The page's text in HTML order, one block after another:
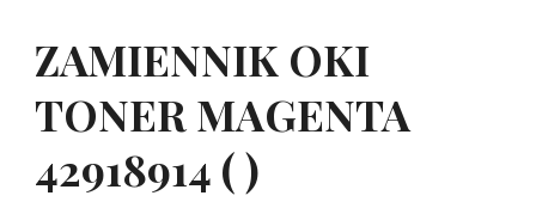
ZAMIENNIK OKI
TONER MAGENTA
42918914 ( )